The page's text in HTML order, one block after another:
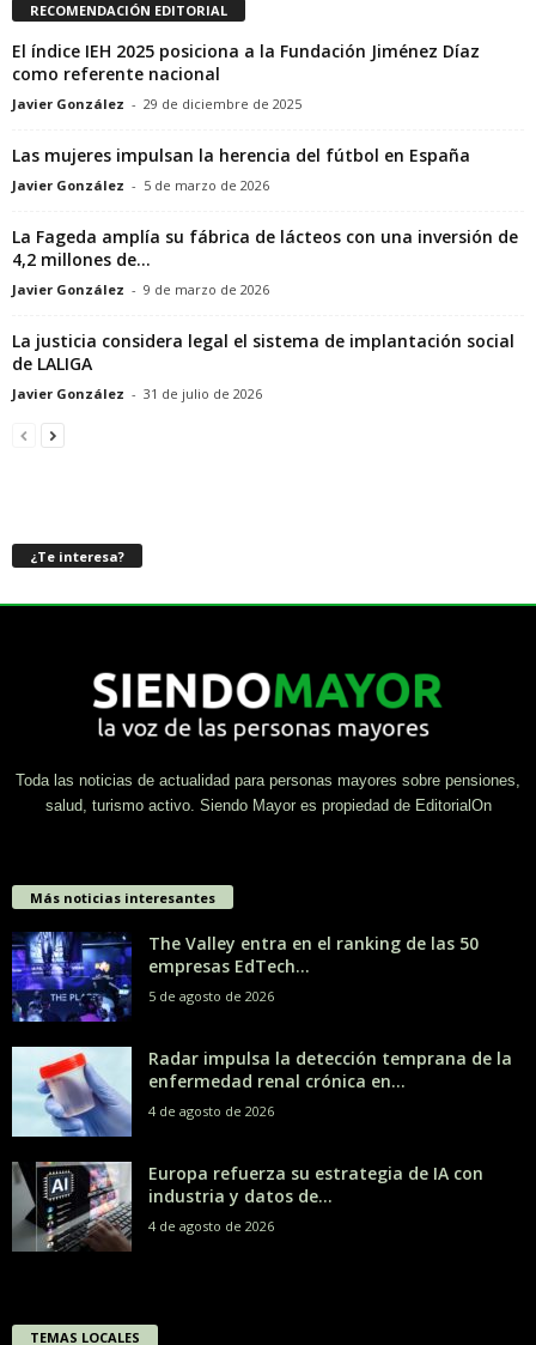
RECOMENDACIÓN EDITORIAL
El índice IEH 2025 posiciona a la Fundación Jiménez Díaz
como referente nacional
Javier González - 29 de diciembre de 2025
Las mujeres impulsan la herencia del fútbol en España
Javier González - 5 de marzo de 2026
La Fageda amplía su fábrica de lácteos con una inversión de
4,2 millones de...
Javier González - 9 de marzo de 2026
La justicia considera legal el sistema de implantación social
de LALIGA
Javier González - 31 de julio de 2026
¿Te interesa?
Toda las noticias de actualidad para personas mayores sobre pensiones,
salud, turismo activo. Siendo Mayor es propiedad de EditorialOn
Más noticias interesantes
The Valley entra en el ranking de las 50
empresas EdTech...
5 de agosto de 2026
Radar impulsa la detección temprana de la
enfermedad renal crónica en...
4 de agosto de 2026
Europa refuerza su estrategia de IA con
industria y datos de...
4 de agosto de 2026
TEMAS LOCALES